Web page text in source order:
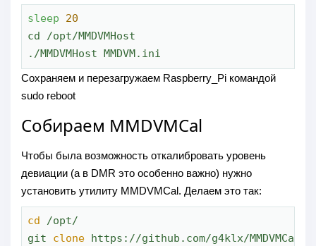
sleep
20
cd /opt/MMDVMHost
./MMDVMHost MMDVM.ini
Сохраняем и перезагружаем Raspberry_Pi командой
sudo reboot
Собираем MMDVMCal
Чтобы была возможность откалибровать уровень
девиации (а в DMR это особенно важно) нужно
установить утилиту MMDVMCal. Делаем это так:
cd /opt/
git clone